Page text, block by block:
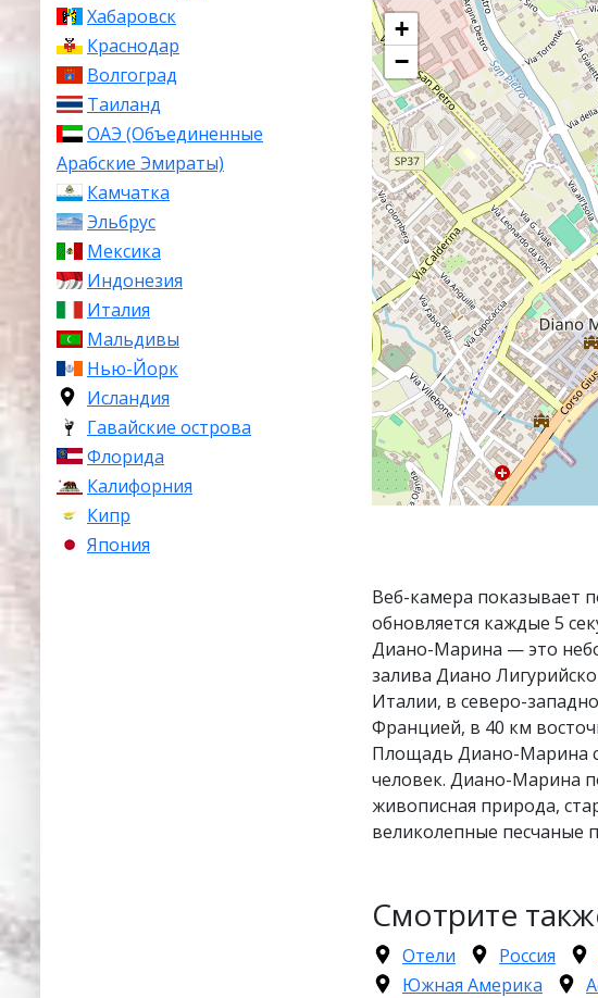
Хабаровск
Краснодар
Волгоград
Таиланд
ОАЭ (Объединенные
Арабские Эмираты)
Камчатка
Эльбрус
Мексика
Индонезия
Италия
Мальдивы
Нью-Йорк
Исландия
Гавайские острова
Флорида
Калифорния
Кипр
Япония
+
−
Веб-камера показывает
обновляется каждые 5
Диано-Марина — это
залива Диано
Италии, в северо-
Францией, в 40 км
Площадь Диано-Марина
человек. Диано-Марина
живописная природа,
великолепные песчаные
Смотрите
Отели Россия
Южная Америка